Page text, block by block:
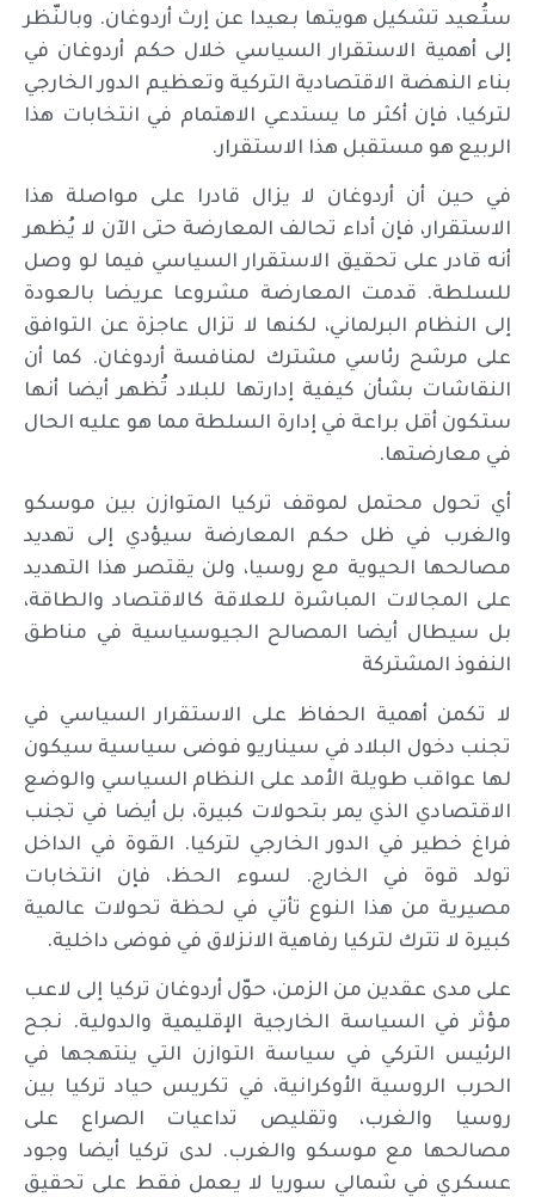
ستُعيد تشكيل هويتها بعيدا عن إرث أردوغان. وبالنّظر
إلى أهمية الاستقرار السياسي خلال حكم أردوغان في
بناء النهضة الاقتصادية التركية وتعظيم الدور الخارجي
لتركيا، فإن أكثر ما يستدعي الاهتمام في انتخابات هذا
الربيع هو مستقبل هذا الاستقرار.
في حين أن أردوغان لا يزال قادرا على مواصلة هذا
الاستقرار، فإن أداء تحالف المعارضة حتى الآن لا يُظهر
أنه قادر على تحقيق الاستقرار السياسي فيما لو وصل
للسلطة. قدمت المعارضة مشروعا عريضا بالعودة
إلى النظام البرلماني، لكنها لا تزال عاجزة عن التوافق
على مرشح رئاسي مشترك لمنافسة أردوغان. كما أن
النقاشات بشأن كيفية إدارتها للبلاد تُظهر أيضا أنها
ستكون أقل براعة في إدارة السلطة مما هو عليه الحال
في معارضتها.
أي تحول محتمل لموقف تركيا المتوازن بين موسكو
والغرب في ظل حكم المعارضة سيؤدي إلى تهديد
مصالحها الحيوية مع روسيا، ولن يقتصر هذا التهديد
على المجالات المباشرة للعلاقة كالاقتصاد والطاقة،
بل سيطال أيضا المصالح الجيوسياسية في مناطق
النفوذ المشتركة
لا تكمن أهمية الحفاظ على الاستقرار السياسي في
تجنب دخول البلاد في سيناريو فوضى سياسية سيكون
لها عواقب طويلة الأمد على النظام السياسي والوضع
الاقتصادي الذي يمر بتحولات كبيرة، بل أيضا في تجنب
فراغ خطير في الدور الخارجي لتركيا. القوة في الداخل
تولد قوة في الخارج. لسوء الحظ، فإن انتخابات
مصيرية من هذا النوع تأتي في لحظة تحولات عالمية
كبيرة لا تترك لتركيا رفاهية الانزلاق في فوضى داخلية.
على مدى عقدين من الزمن، حوّل أردوغان تركيا إلى لاعب
مؤثر في السياسة الخارجية الإقليمية والدولية. نجح
الرئيس التركي في سياسة التوازن التي ينتهجها في
الحرب الروسية الأوكرانية، في تكريس حياد تركيا بين
روسيا والغرب، وتقليص تداعيات الصراع على
مصالحها مع موسكو والغرب. لدى تركيا أيضا وجود
عسكري في شمالي سوريا لا يعمل فقط على تحقيق